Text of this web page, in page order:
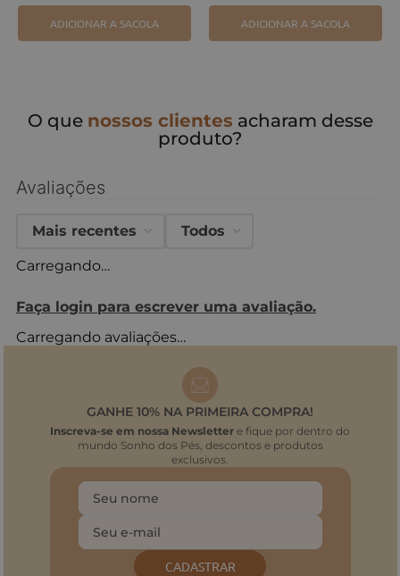
ADICIONAR A SACOLA ADICIONAR A SACOLA
O que nossos clientes acharam desse
produto?
Avaliações
Carregando…
Faça login para escrever uma avaliação.
Mais recentes Todos
Carregando avaliações…
GANHE 10% NA PRIMEIRA COMPRA!
Inscreva-se em nossa Newsletter e fique por dentro do
mundo Sonho dos Pés, descontos e produtos
exclusivos.
CADASTRAR